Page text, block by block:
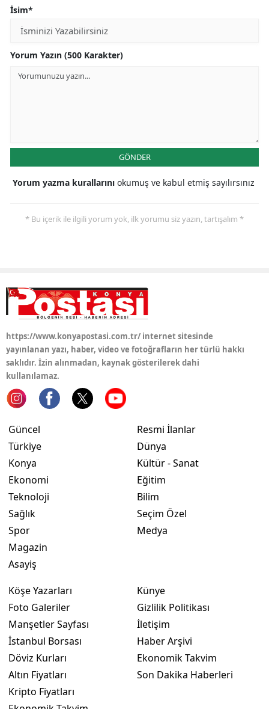
Sakarya
Samsun
Siirt
Trabzon
Tunceli
Van
Yozgat
Aksaray
Batman
Bartın
İsim*
Yorum Yazın (500 Karakter)
GÖNDER
Yorum yazma kurallarını okumuş ve kabul etmiş sayılırsınız
* Bu içerik ile ilgili yorum yok, ilk yorumu siz yazın, tartışalım *
https://www.konyapostasi.com.tr/ internet sitesinde
yayınlanan yazı, haber, video ve fotoğrafların her türlü hakkı
saklıdır. İzin alınmadan, kaynak gösterilerek dahi
kullanılamaz.
Güncel
Türkiye
Konya
Ekonomi
Teknoloji
Sağlık
Spor
Magazin
Asayiş
Resmi İlanlar
Dünya
Kültür - Sanat
Eğitim
Bilim
Seçim Özel
Medya
Köşe Yazarları
Foto Galeriler
Manşetler Sayfası
İstanbul Borsası
Döviz Kurları
Altın Fiyatları
Kripto Fiyatları
Künye
Gizlilik Politikası
İletişim
Haber Arşivi
Ekonomik Takvim
Son Dakika Haberleri